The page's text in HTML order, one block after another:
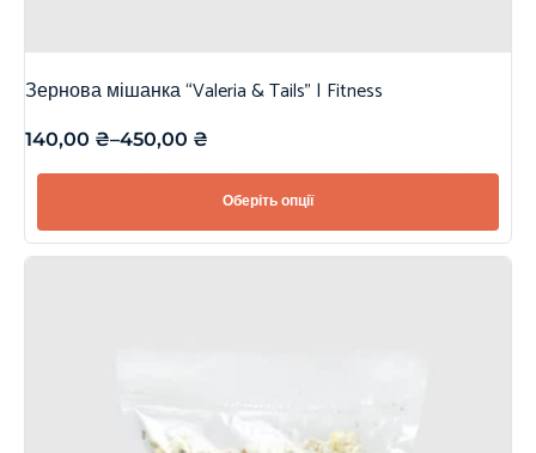
Зернова мішанка “Valeria & Tails” | Fitness
140,00 ₴–450,00 ₴
Оберіть опції